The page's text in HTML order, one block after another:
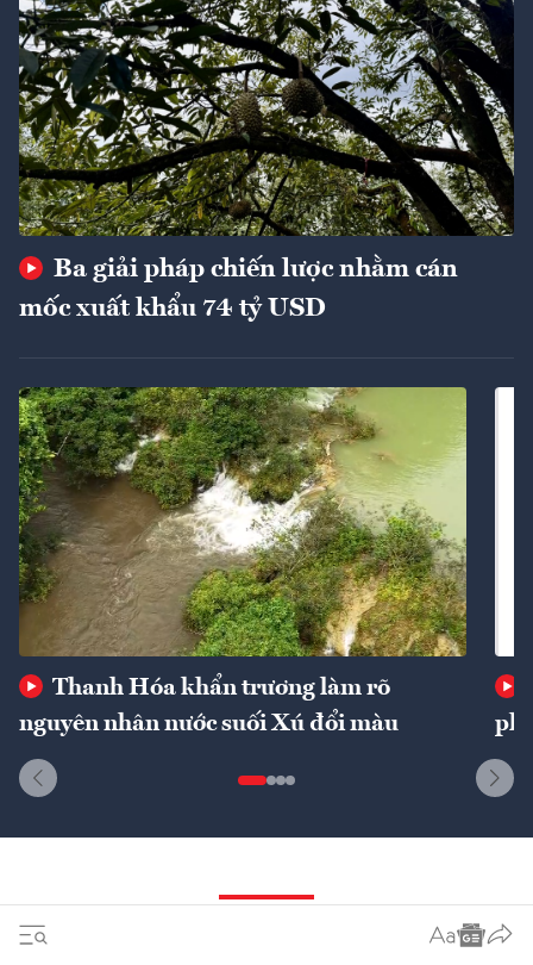
Ba giải pháp chiến lược nhằm cán
mốc xuất khẩu 74 tỷ USD
Thanh Hóa khẩn trương làm rõ
nguyên nhân nước suối Xú đổi màu
phí